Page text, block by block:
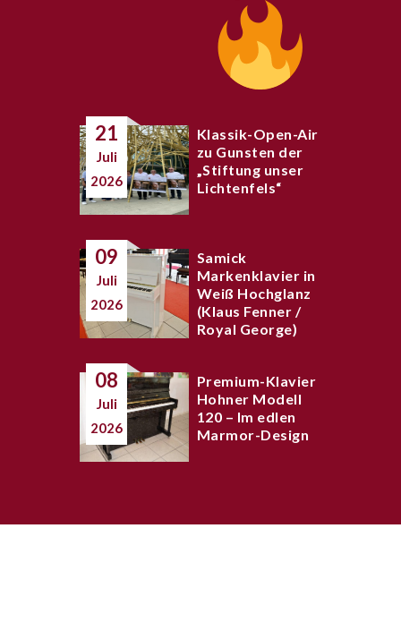
21
Juli
2026
Klassik-Open-Air
zu Gunsten der
„Stiftung unser
Lichtenfels“
09
Juli
2026
Samick
Markenklavier in
Weiß Hochglanz
(Klaus Fenner /
Royal George)
08
Juli
2026
Premium-Klavier
Hohner Modell
120 – Im edlen
Marmor-Design